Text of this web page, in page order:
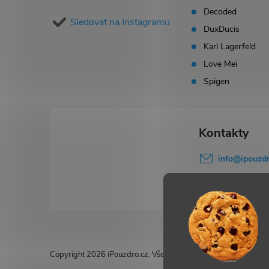
Sledovat na Instagramu
Decoded
DuxDucis
Karl Lagerfeld
Love Mei
Spigen
info@
Copyright 2026 iPouzdro.cz. Všechna práva vyhrazena.